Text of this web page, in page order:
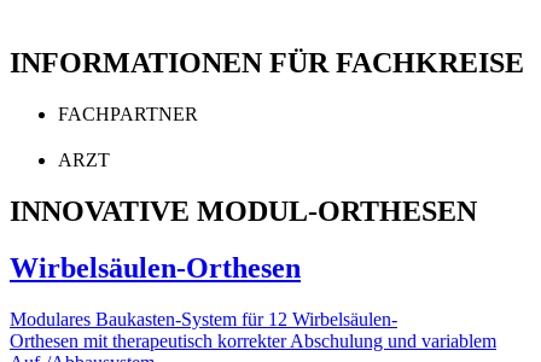
INFORMATIONEN FÜR FACHKREISE
FACHPARTNER
ARZT
INNOVATIVE MODUL-ORTHESEN
Wirbelsäulen-Orthesen
Modulares Baukasten-System für 12 Wirbelsäulen-
Orthesen mit therapeutisch korrekter Abschulung und variablem